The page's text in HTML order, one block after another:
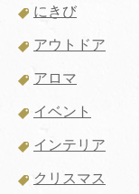
にきび
アウトドア
アロマ
イベント
インテリア
クリスマス